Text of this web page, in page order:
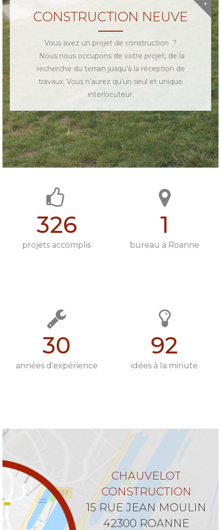
CONSTRUCTION NEUVE
Vous avez un projet de construction ?
Nous nous occupons de votre projet, de la
recherche du terrain jusqu’à la réception de
travaux. Vous n’aurez qu’un seul et unique
interlocuteur.
326
projets accomplis
1
bureau à Roanne
30
années d'expérience
92
idées à la minute
CHAUVELOT
CONSTRUCTION
15 RUE JEAN MOULIN
42300 ROANNE